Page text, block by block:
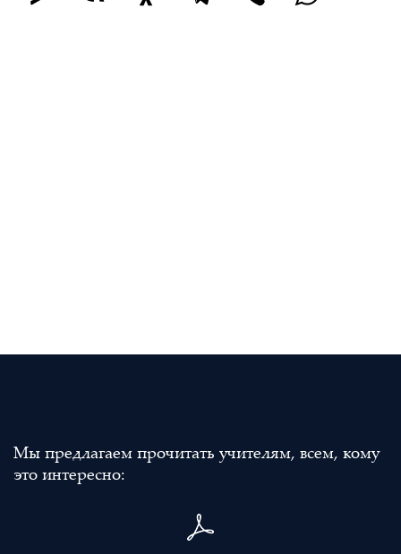
Мы предлагаем прочитать учителям, всем, кому
это интересно: